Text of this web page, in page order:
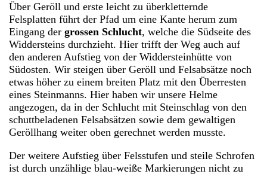
Über Geröll und erste leicht zu überkletternde
Felsplatten führt der Pfad um eine Kante herum zum
Eingang dergrossen Schlucht, welche die Südseite des
Widdersteins durchzieht. Hier trifft der Weg auch auf
den anderen Aufstieg von der Widdersteinhütte von
Südosten. Wir steigen über Geröll und Felsabsätze noch
etwas höher zu einem breiten Platz mit den Überresten
eines Steinmanns. Hier haben wir unsere Helme
angezogen, da in der Schlucht mit Steinschlag von den
schuttbeladenen Felsabsätzen sowie dem gewaltigen
Geröllhang weiter oben gerechnet werden musste.
Der weitere Aufstieg über Felsstufen und steile Schrofen
ist durch unzählige blau-weiße Markierungen nicht zu